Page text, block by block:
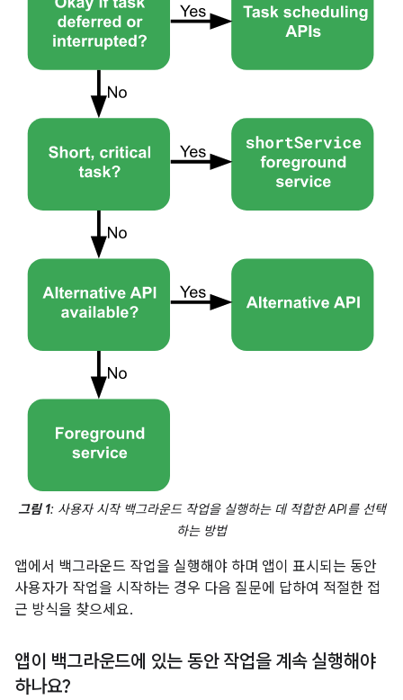
그림 1: 사용자 시작 백그라운드 작업을 실행하는 데 적합한 API를 선택
하는 방법
앱에서 백그라운드 작업을 실행해야 하며 앱이 표시되는 동안
사용자가 작업을 시작하는 경우 다음 질문에 답하여 적절한 접
근 방식을 찾으세요.
앱이 백그라운드에 있는 동안 작업을 계속 실행해야
하나요?